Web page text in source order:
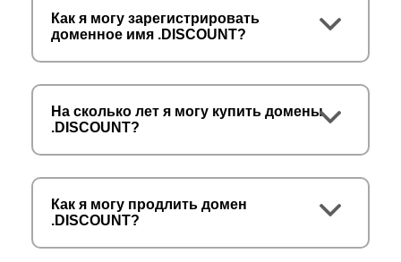
Как я могу зарегистрировать
доменное имя .DISCOUNT?
На сколько лет я могу купить домены
.DISCOUNT?
Как я могу продлить домен
.DISCOUNT?